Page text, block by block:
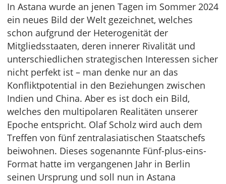
In Astana wurde an jenen Tagen im Sommer 2024
ein neues Bild der Welt gezeichnet, welches
schon aufgrund der Heterogenität der
Mitgliedsstaaten, deren innerer Rivalität und
unterschiedlichen strategischen Interessen sicher
nicht perfekt ist – man denke nur an das
Konfliktpotential in den Beziehungen zwischen
Indien und China. Aber es ist doch ein Bild,
welches den multipolaren Realitäten unserer
Epoche entspricht. Olaf Scholz wird auch dem
Treffen von fünf zentralasiatischen Staatschefs
beiwohnen. Dieses sogenannte Fünf-plus-eins-
Format hatte im vergangenen Jahr in Berlin
seinen Ursprung und soll nun in Astana